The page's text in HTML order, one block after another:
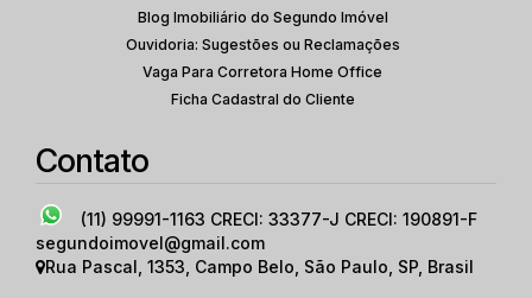
Blog Imobiliário do Segundo Imóvel
Ouvidoria: Sugestões ou Reclamações
Vaga Para Corretora Home Office
Ficha Cadastral do Cliente
Contato
(11) 99991-1163 CRECI: 33377-J CRECI: 190891-F
segundoimovel@gmail.com
Rua Pascal 1353 Campo Belo São Paulo SP Brasil